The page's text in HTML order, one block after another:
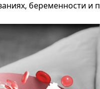
беременности и